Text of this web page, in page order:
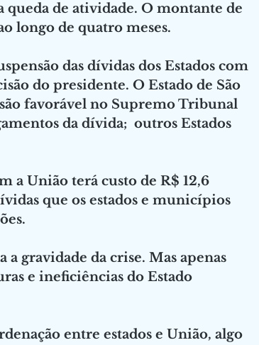
de atividade. O montante de
longo de quatro meses.
das dívidas dos Estados com
do presidente. O Estado de São
favorável no Supremo Tribunal
da dívida;  outros Estados
a União terá custo de R$ 12,6
que os estados e municípios
a gravidade da crise. Mas apenas
e ineficiências do Estado
entre estados e União, algo